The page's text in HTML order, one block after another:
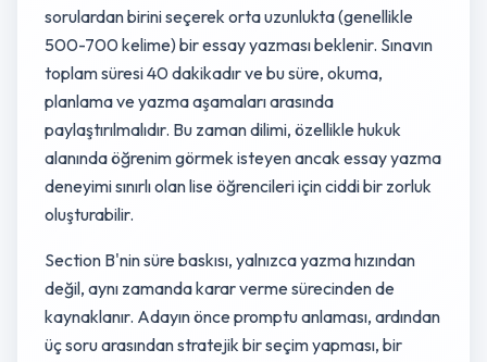
sorulardan birini seçerek orta uzunlukta (genellikle
500-700 kelime) bir essay yazması beklenir. Sınavın
toplam süresi 40 dakikadır ve bu süre, okuma,
planlama ve yazma aşamaları arasında
paylaştırılmalıdır. Bu zaman dilimi, özellikle hukuk
alanında öğrenim görmek isteyen ancak essay yazma
deneyimi sınırlı olan lise öğrencileri için ciddi bir zorluk
oluşturabilir.
Section B'nin süre baskısı, yalnızca yazma hızından
değil, aynı zamanda karar verme sürecinden de
kaynaklanır. Adayın önce promptu anlaması, ardından
üç soru arasından stratejik bir seçim yapması, bir